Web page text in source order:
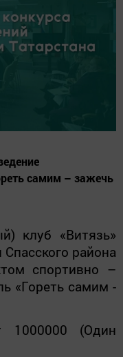
самим – зажечь
клуб «Витязь»
района
спортивно –
«Гореть самим -
1000000 (Один